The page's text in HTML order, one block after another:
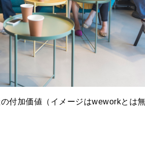
付加価値（イメージはweworkとは無